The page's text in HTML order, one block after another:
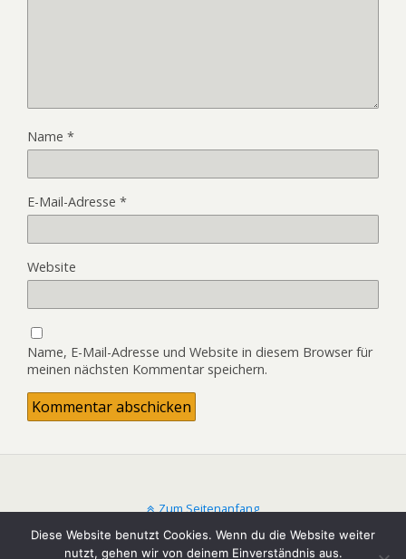
Name *
E-Mail-Adresse *
Website
Name, E-Mail-Adresse und Website in diesem Browser für
meinen nächsten Kommentar speichern.
Zum Seitenanfang
Mobil Desktop
Diese Website benutzt Cookies. Wenn du die Website weiter
nutzt, gehen wir von deinem Einverständnis aus.